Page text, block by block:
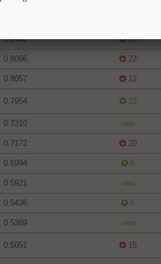
0.8402 20
0.8096 22
0.8057 12
0.7954 22
0.7310 new
0.7172 20
0.6994 6
0.5921 new
0.5436 6
0.5389 new
0.5051 15